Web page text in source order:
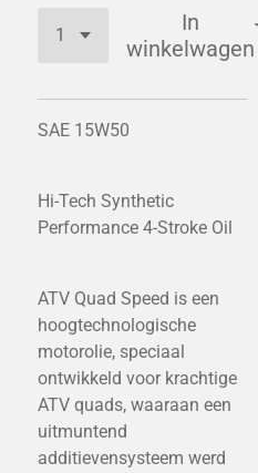
In
winkelwagen
SAE 15W50
Hi-Tech Synthetic
Performance 4-Stroke Oil
ATV Quad Speed is een
hoogtechnologische
motorolie, speciaal
ontwikkeld voor krachtige
ATV quads, waaraan een
uitmuntend
additievensysteem werd